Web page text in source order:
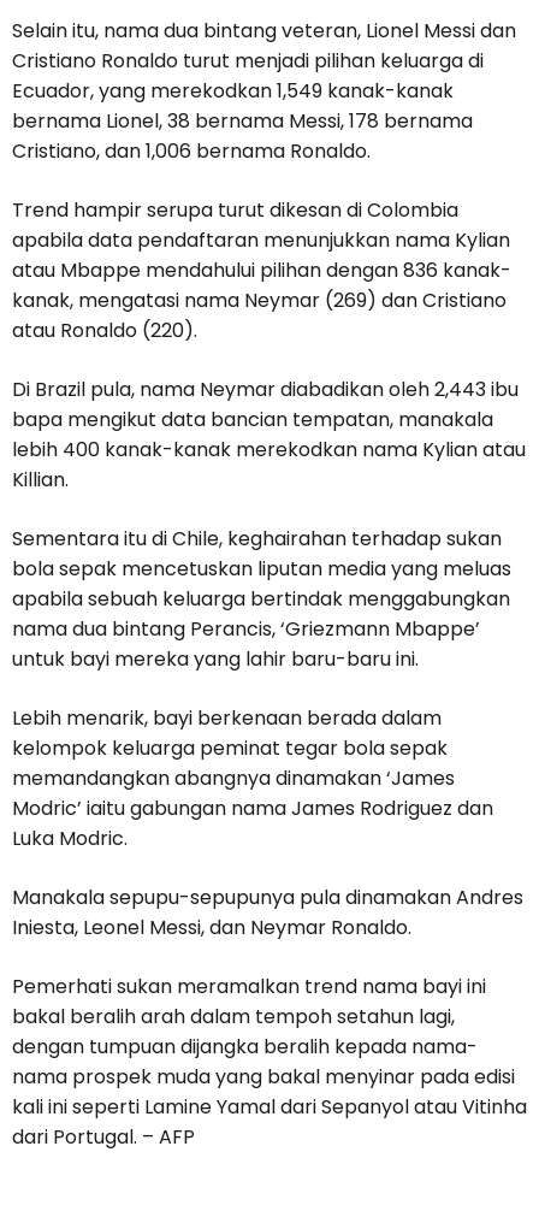
Selain itu, nama dua bintang veteran, Lionel Messi dan
Cristiano Ronaldo turut menjadi pilihan keluarga di
Ecuador, yang merekodkan 1,549 kanak-kanak
bernama Lionel, 38 bernama Messi, 178 bernama
Cristiano, dan 1,006 bernama Ronaldo.
Trend hampir serupa turut dikesan di Colombia
apabila data pendaftaran menunjukkan nama Kylian
atau Mbappe mendahului pilihan dengan 836 kanak-
kanak, mengatasi nama Neymar (269) dan Cristiano
atau Ronaldo (220).
Di Brazil pula, nama Neymar diabadikan oleh 2,443 ibu
bapa mengikut data bancian tempatan, manakala
lebih 400 kanak-kanak merekodkan nama Kylian atau
Killian.
Sementara itu di Chile, keghairahan terhadap sukan
bola sepak mencetuskan liputan media yang meluas
apabila sebuah keluarga bertindak menggabungkan
nama dua bintang Perancis, ‘Griezmann Mbappe’
untuk bayi mereka yang lahir baru-baru ini.
Lebih menarik, bayi berkenaan berada dalam
kelompok keluarga peminat tegar bola sepak
memandangkan abangnya dinamakan ‘James
Modric’ iaitu gabungan nama James Rodriguez dan
Luka Modric.
Manakala sepupu-sepupunya pula dinamakan Andres
Iniesta, Leonel Messi, dan Neymar Ronaldo.
Pemerhati sukan meramalkan trend nama bayi ini
bakal beralih arah dalam tempoh setahun lagi,
dengan tumpuan dijangka beralih kepada nama-
nama prospek muda yang bakal menyinar pada edisi
kali ini seperti Lamine Yamal dari Sepanyol atau Vitinha
dari Portugal. – AFP